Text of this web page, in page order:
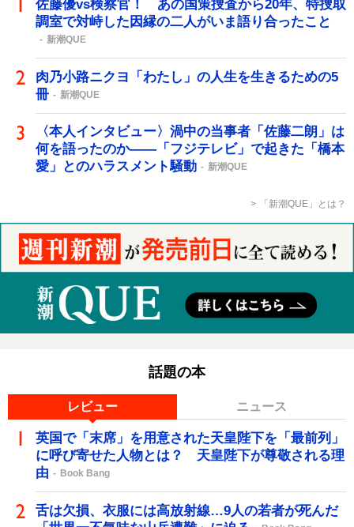
佐藤優vs検察官！ あの国策捜査から20年、特捜取
調室で対峙した因縁の二人がいま語り合ったこと
新潮QUE
肉乃小路ニクヨ「わたし」の人生を生きるための5
冊
新潮QUE
〈本人インタビュー〉渦中の当事者「佐藤二朗」は
何を語ったのか――「フジテレビ」で起きた「橋本
愛」とのハラスメント騒動
新潮QUE
「新潮QUE」とは？
話題の本
レビュー ニュース
英国で「末席」を用意された天皇陛下を「最前列」
に呼び寄せた人物とは？ 天皇陛下が尊敬される理
由
Book Bang
舌は欠損、衣服には高放射線…9人の若者が死んだ